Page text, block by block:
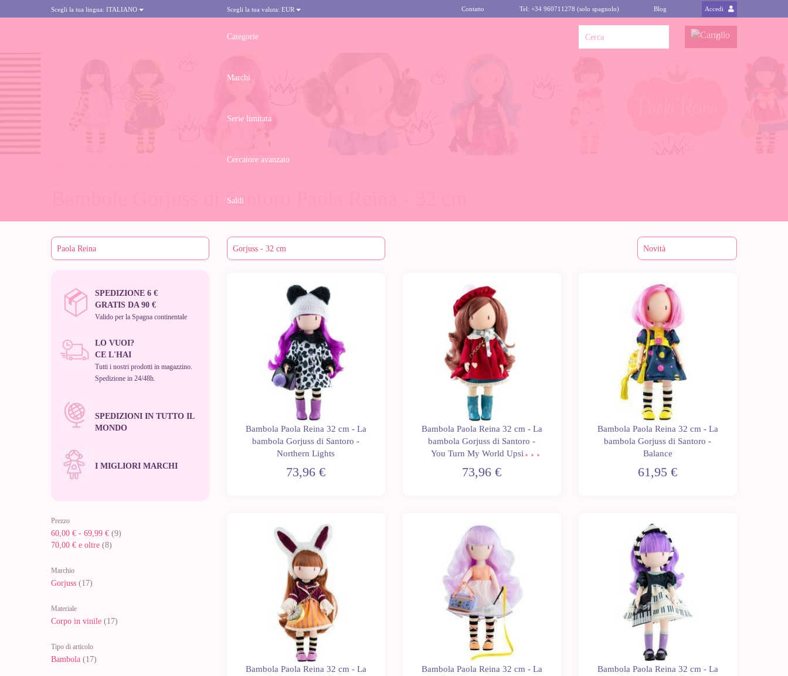
Scegli la tua lingua: ITALIANO Scegli la tua valuta: EUR Contatto Tel: +34 960711278 (solo spagnolo) Blog Accedi
Categorie
Marchi
Serie limitata
Cercatore avanzato
Saldi
0
Bambole Gorjuss di Santoro Paola Reina - 32 cm
SPEDIZIONE 6 €
GRATIS DA 90 €
Valido per la Spagna continentale
LO VUOI?
CE L'HAI
Tutti i nostri prodotti in magazzino.
Spedizione in 24/48h.
SPEDIZIONI IN TUTTO IL
MONDO
I MIGLIORI MARCHI
Prezzo
60,00 € - 69,99 € (9)
70,00 € e oltre (8)
Marchio
Gorjuss (17)
Materiale
Corpo in vinile (17)
Tipo di articolo
Bambola (17)
Bambola Paola Reina 32 cm - La
bambola Gorjuss di Santoro -
Northern Lights
73,96 €
Bambola Paola Reina 32 cm - La
bambola Gorjuss di Santoro -
You Turn My World Upside
Down
73,96 €
Bambola Paola Reina 32 cm - La
bambola Gorjuss di Santoro -
Balance
61,95 €
Bambola Paola Reina 32 cm - La
Bambola Paola Reina 32 cm - La
Bambola Paola Reina 32 cm - La